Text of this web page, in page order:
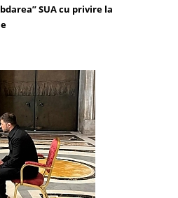
SUA cu privire la